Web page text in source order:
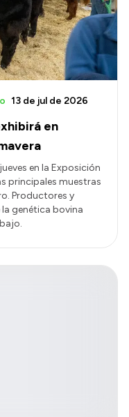
en
13 de jul de 2026
en la Exposición
principales muestras
Productores y
genética bovina